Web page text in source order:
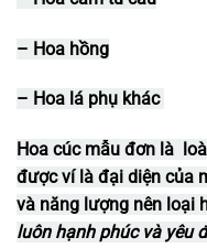
– Hoa hồng
– Hoa lá phụ khác
Hoa cúc mẫu đơn là
được ví là đại diện của
và năng lượng nên loại
luôn hạnh phúc và yêu